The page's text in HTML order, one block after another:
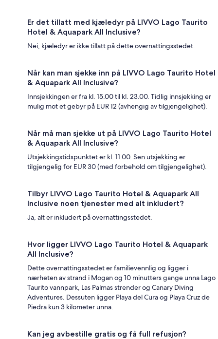
Er det tillatt med kjæledyr på LIVVO Lago Taurito
Hotel & Aquapark All Inclusive?
Nei, kjæledyr er ikke tillatt på dette overnattingsstedet.
Når kan man sjekke inn på LIVVO Lago Taurito Hotel
& Aquapark All Inclusive?
Innsjekkingen er fra kl. 15.00 til kl. 23.00. Tidlig innsjekking er
mulig mot et gebyr på EUR 12 (avhengig av tilgjengelighet).
Når må man sjekke ut på LIVVO Lago Taurito Hotel
& Aquapark All Inclusive?
Utsjekkingstidspunktet er kl. 11.00. Sen utsjekking er
tilgjengelig for EUR 30 (med forbehold om tilgjengelighet).
Tilbyr LIVVO Lago Taurito Hotel & Aquapark All
Inclusive noen tjenester med alt inkludert?
Ja, alt er inkludert på overnattingsstedet.
Hvor ligger LIVVO Lago Taurito Hotel & Aquapark
All Inclusive?
Dette overnattingsstedet er familievennlig og ligger i
nærheten av strand i Mogan og 10 minutters gange unna Lago
Taurito vannpark, Las Palmas strender og Canary Diving
Adventures. Dessuten ligger Playa del Cura og Playa Cruz de
Piedra kun 3 kilometer unna.
Kan jeg avbestille gratis og få full refusjon?